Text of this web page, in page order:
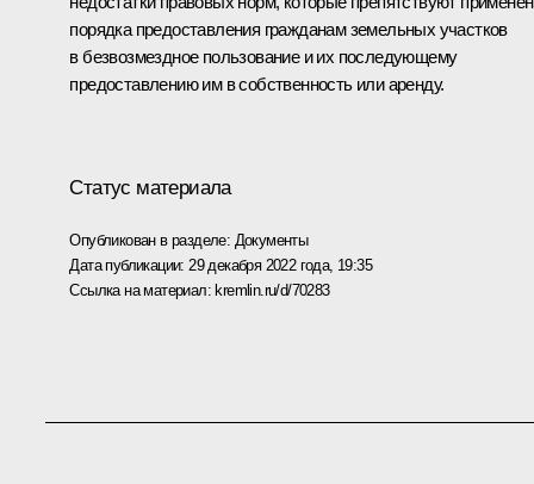
порядка предоставления гражданам земельных участков
в безвозмездное пользование и их последующему
предоставлению им в собственность или аренду.
Статус материала
Опубликован в разделе: Документы
Дата публикации: 29 декабря 2022 года, 19:35
Ссылка на материал: kremlin.ru/d/70283